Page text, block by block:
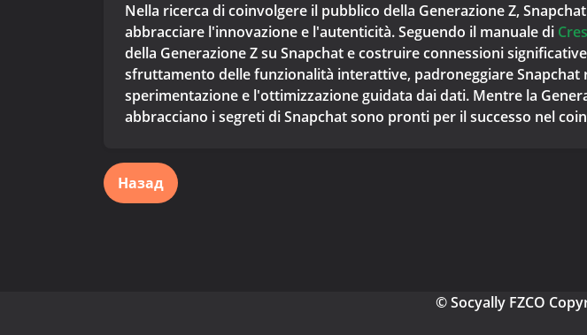
Nella ricerca di coinvolgere il pubblico della Generazione Z,
abbracciare l'innovazione e l'autenticità. Seguendo il manuale di
della Generazione Z su Snapchat e costruire connessioni
sfruttamento delle funzionalità interattive, padroneggiare
sperimentazione e l'ottimizzazione guidata dai dati. Mentre la
abbracciano i segreti di Snapchat sono pronti per il successo nel
Назад
© Socyally FZCO